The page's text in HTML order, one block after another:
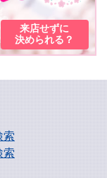
来店せずに
決められる？
索
索